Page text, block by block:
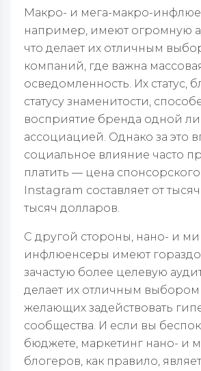
Макро- и мега-макро-
например, имеют огромную
что делает их отличным
компаний, где важна
осведомленность. Их статус,
статусу знаменитости,
восприятие бренда одной
ассоциацией. Однако за это
социальное влияние часто
платить — цена спонсорского
Instagram составляет от
тысяч долларов.
С другой стороны, нано- и
инфлюенсеры имеют
зачастую более целевую
делает их отличным
желающих задействовать
сообщества. И если вы
бюджете, маркетинг нано- и
блогеров, как правило,